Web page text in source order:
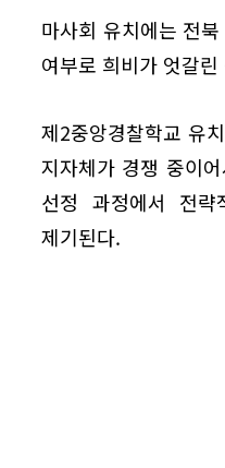
마사회 유치에는 전
여부로 희비가 엇갈린
제2중앙경찰학교 유
지자체가 경쟁 중이
선정 과정에서 전
제기된다.